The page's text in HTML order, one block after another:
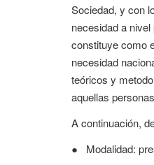
Sociedad, y con
necesidad a
constituye como
necesidad
teóricos y
aquellas
A continuación,
●
Modalidad: